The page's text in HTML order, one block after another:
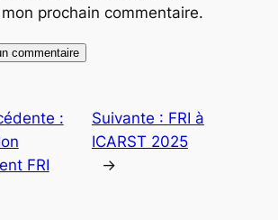
prochain commentaire.
:
FRI
Suivante : FRI à
ICARST 2025
→